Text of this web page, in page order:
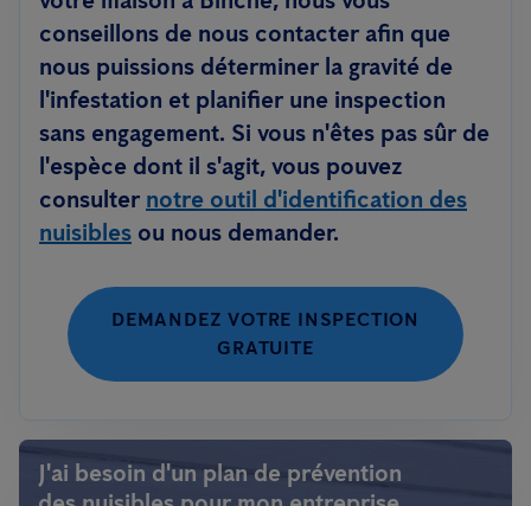
conseillons de nous contacter afin que
nous puissions déterminer la gravité de
l'infestation et planifier une inspection
sans engagement. Si vous n'êtes pas sûr de
l'espèce dont il s'agit, vous pouvez
consulter notre outil d'identification des
nuisibles ou nous demander.
DEMANDEZ VOTRE INSPECTION
GRATUITE
J'ai besoin d'un plan de prévention